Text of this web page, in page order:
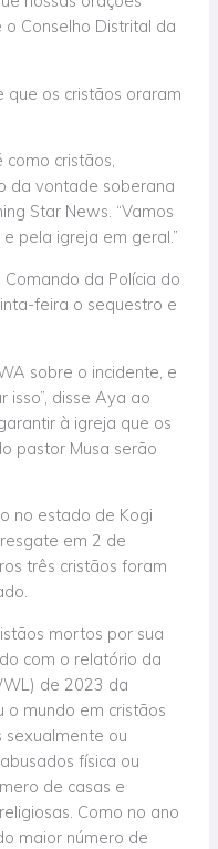
Conselho Distrital da
que os cristãos oraram
cristãos,
da vontade soberana
Star News. “Vamos
pela igreja em geral.”
da Polícia do
feira o sequestro e
sobre o incidente, e
disse Aya ao
à igreja que os
pastor Musa serão
no estado de Kogi
em 2 de
três cristãos foram
mortos por sua
com o relatório da
de 2023 da
o mundo em cristãos
sexualmente ou
física ou
de casas e
Como no ano
maior número de